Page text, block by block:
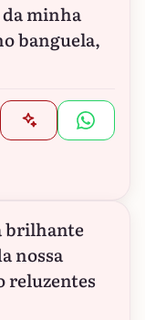
da minha
banguela,
brilhante
nossa
reluzentes